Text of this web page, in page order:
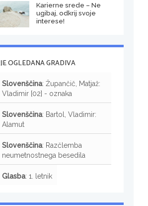
Karierne srede – Ne
ugibaj, odkrij svoje
interese!
OGLEDANA GRADIVA
Slovenščina: Župančič, Matjaž:
Vladimir [02] - oznaka
Slovenščina: Bartol, Vladimir:
Alamut
Slovenščina: Razčlemba
neumetnostnega besedila
Glasba: 1. letnik